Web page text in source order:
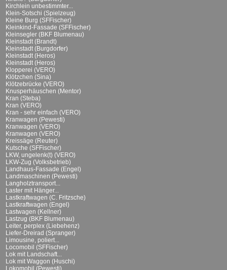
Kirchlein unbestimmter...
Klein-Sotschi (Spielzeug)
Kleine Burg (SFFischer)
Kleinkind-Fassade (SFFischer)
Kleinsegler (BKF Blumenau)
Kleinstadt (Brandt)
Kleinstadt (Burgdorfer)
Kleinstadt (Heros)
Kleinstadt (Heros)
Klopperei (VERO)
Klötzchen (Sina)
Klötzebrücke (VERO)
Knusperhäuschen (Mentor)
Kran (Steba)
Kran (VERO)
Kran - sehr einfach (VERO)
Kranwagen (Pewesti)
Kranwagen (VERO)
Kranwagen (VERO)
Kreissäge (Reuter)
Kutsche (SFFischer)
LKW, ungelenk(t) (VERO)
LKW-Zug (Volksbetrieb)
Landhaus-Fassade (Engel)
Landmaschinen (Pewesti)
Langholztransport...
Laster mit Hänger...
Lastkraftwagen (C. Fritzsche)
Lastkraftwagen (Engel)
Lastwagen (Kellner)
Lastzug (BKF Blumenau)
Leiter, perplex (Liebehenz)
Liefer-Dreirad (Spranger)
Limousine, poliert...
Locomobil (SFFischer)
Lok mit Landschaft...
Lok mit Waggon (Huschi)
Lokomobil (Pewesti)